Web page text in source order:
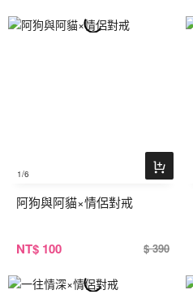
1/6
阿狗與阿貓×情侶對戒
NT$ 100 $ 390